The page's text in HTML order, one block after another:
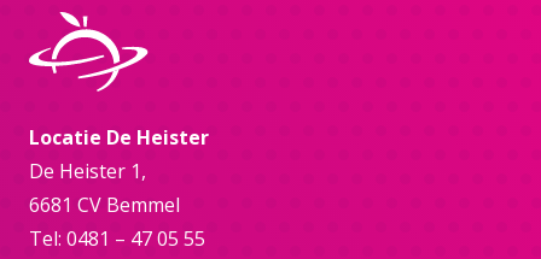
Locatie De Heister
De Heister 1,
6681 CV Bemmel
Tel: 0481 – 47 05 55